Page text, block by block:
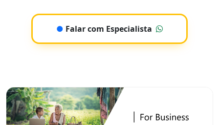
● Falar com Especialista